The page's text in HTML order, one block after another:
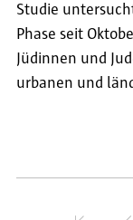
Studie
Phase seit
Jüdinnen und
urbanen und